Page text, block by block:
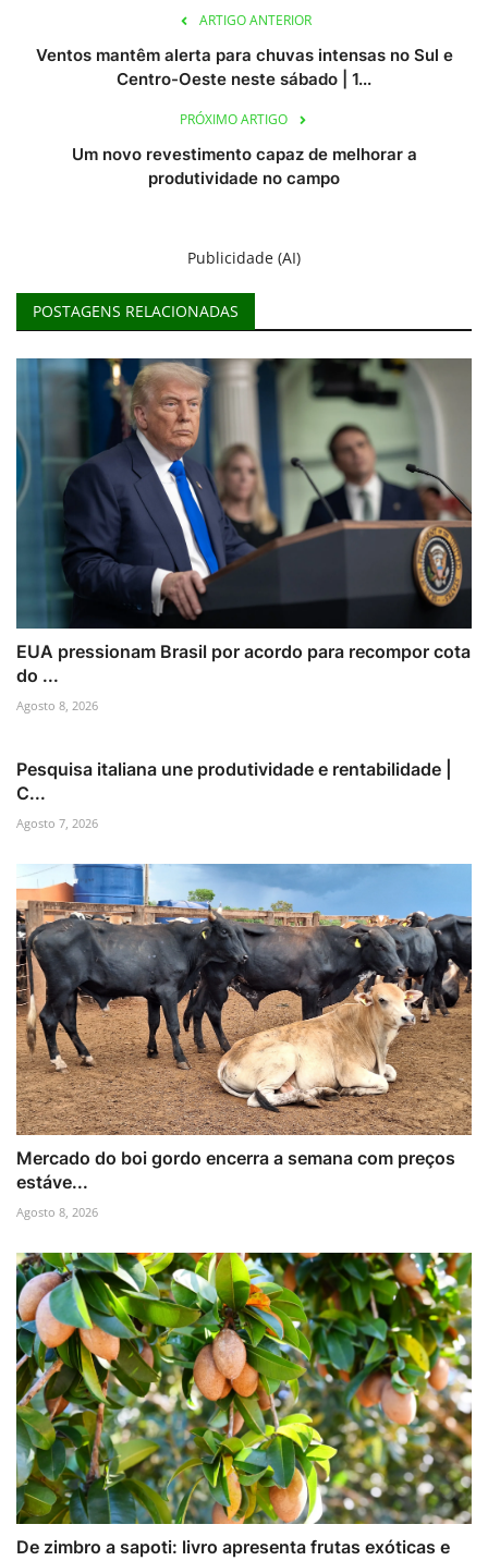
ARTIGO ANTERIOR
Ventos mantêm alerta para chuvas intensas no Sul e
Centro-Oeste neste sábado | 1...
PRÓXIMO ARTIGO
Um novo revestimento capaz de melhorar a
produtividade no campo
Publicidade (AI)
POSTAGENS RELACIONADAS
EUA pressionam Brasil por acordo para recompor cota
do ...
Agosto 8, 2026
Pesquisa italiana une produtividade e rentabilidade |
C...
Agosto 7, 2026
Mercado do boi gordo encerra a semana com preços
estáve...
Agosto 8, 2026
De zimbro a sapoti: livro apresenta frutas exóticas e